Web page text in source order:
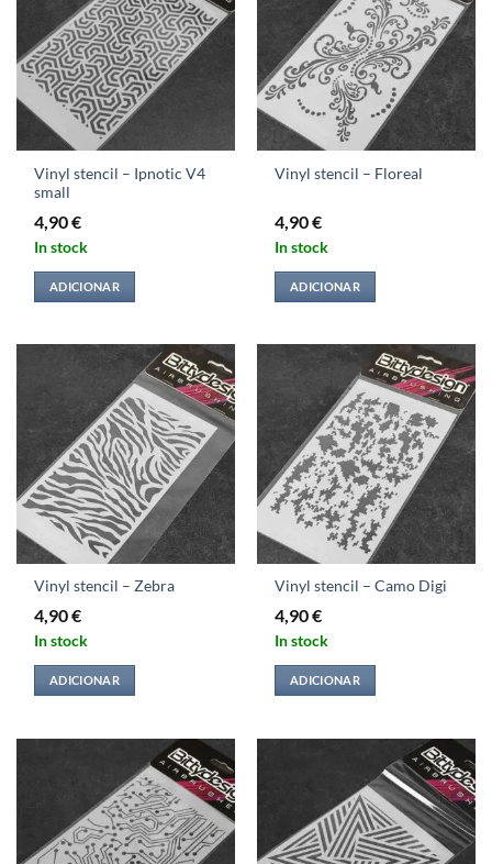
Vinyl stencil – Ipnotic V4
small
4,90€
In stock
ADICIONAR
Vinyl stencil – Floreal
4,90€
In stock
ADICIONAR
Vinyl stencil – Zebra
4,90€
In stock
ADICIONAR
Vinyl stencil – Camo Digi
4,90€
In stock
ADICIONAR